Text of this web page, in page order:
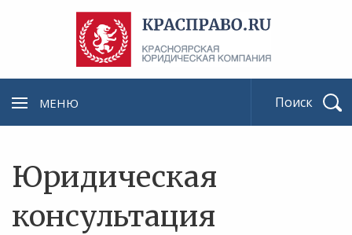
МЕНЮ
Юридическая
консультация